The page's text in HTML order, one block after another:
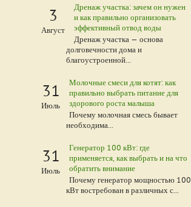
3
Август
Дренаж участка: зачем он нужен
и как правильно организовать
эффективный отвод воды
Дренаж участка — основа
долговечности дома и
благоустроенной...
31
Июль
Молочные смеси для котят: как
правильно выбрать питание для
здорового роста малыша
Почему молочная смесь бывает
необходима...
31
Июль
Генератор 100 кВт: где
применяется, как выбрать и на что
обратить внимание
Почему генератор мощностью 100
кВт востребован в различных с...